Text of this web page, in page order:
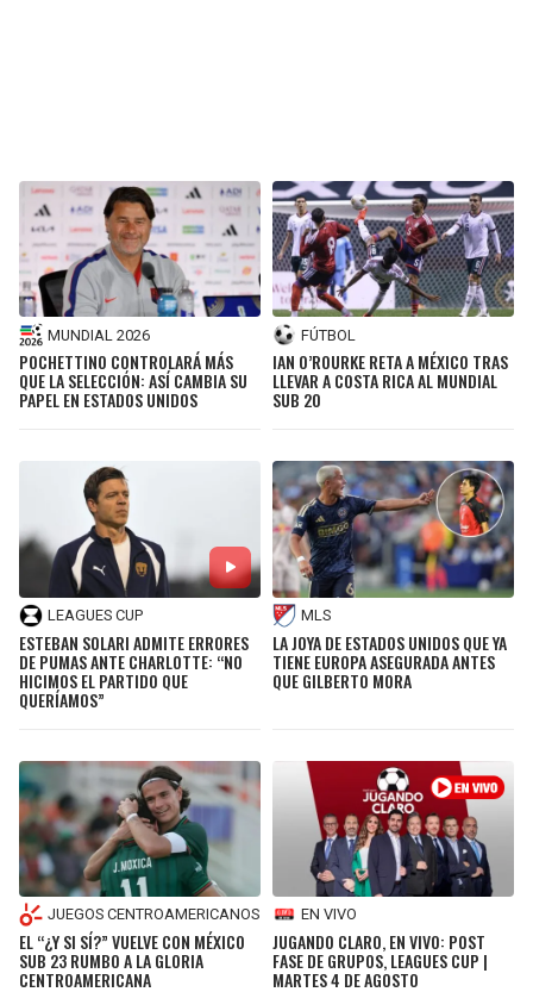
MUNDIAL 2026
POCHETTINO CONTROLARÁ MÁS
QUE LA SELECCIÓN: ASÍ CAMBIA SU
PAPEL EN ESTADOS UNIDOS
FÚTBOL
IAN O’ROURKE RETA A MÉXICO TRAS
LLEVAR A COSTA RICA AL MUNDIAL
SUB 20
LEAGUES CUP
ESTEBAN SOLARI ADMITE ERRORES
DE PUMAS ANTE CHARLOTTE: “NO
HICIMOS EL PARTIDO QUE
QUERÍAMOS”
MLS
LA JOYA DE ESTADOS UNIDOS QUE YA
TIENE EUROPA ASEGURADA ANTES
QUE GILBERTO MORA
JUEGOS CENTROAMERICANOS
EL “¿Y SI SÍ?” VUELVE CON MÉXICO
SUB 23 RUMBO A LA GLORIA
CENTROAMERICANA
EN VIVO
JUGANDO CLARO, EN VIVO: POST
FASE DE GRUPOS, LEAGUES CUP |
MARTES 4 DE AGOSTO